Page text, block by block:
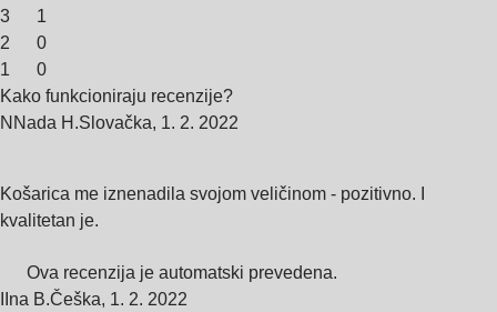
3
1
2
0
1
0
Kako funkcioniraju recenzije?
N Nada H.Slovačka, 1. 2. 2022
Košarica me iznenadila svojom veličinom - pozitivno. I
kvalitetan je.
Ova recenzija je automatski prevedena.
Ina B.Češka, 1. 2. 2022